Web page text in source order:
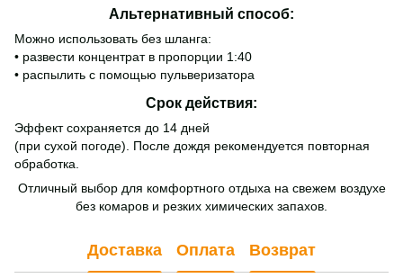
Альтернативный способ:
Можно использовать без шланга:
• развести концентрат в пропорции 1:40
• распылить с помощью пульверизатора
Срок действия:
Эффект сохраняется до 14 дней
(при сухой погоде). После дождя рекомендуется повторная
обработка.
Отличный выбор для комфортного отдыха на свежем воздухе
без комаров и резких химических запахов.
Доставка Оплата Возврат